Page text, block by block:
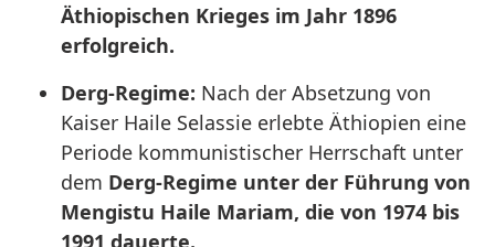
Äthiopischen Krieges im Jahr 1896
erfolgreich.
Derg-Regime: Nach der Absetzung von
Kaiser Haile Selassie erlebte Äthiopien eine
Periode kommunistischer Herrschaft unter
dem Derg-Regime unter der Führung von
Mengistu Haile Mariam, die von 1974 bis
1991 dauerte.